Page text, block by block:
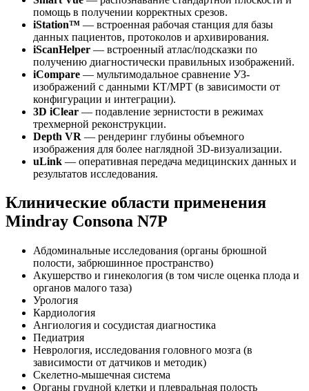
помощь в получении корректных срезов.
iStation™ — встроенная рабочая станция для базы
данных пациентов, протоколов и архивирования.
iScanHelper — встроенный атлас/подсказки по
получению диагностически правильных изображений.
iCompare — мультимодальное сравнение УЗ-
изображений с данными КТ/МРТ (в зависимости от
конфигурации и интеграции).
3D iClear — подавление зернистости в режимах
трехмерной реконструкции.
Depth VR — рендеринг глубины объемного
изображения для более наглядной 3D-визуализации.
uLink — оперативная передача медицинских данных и
результатов исследования.
Клинические области применения
Mindray Consona N7P
Абдоминальные исследования (органы брюшной
полости, забрюшинное пространство)
Акушерство и гинекология (в том числе оценка плода и
органов малого таза)
Урология
Кардиология
Ангиология и сосудистая диагностика
Педиатрия
Неврология, исследования головного мозга (в
зависимости от датчиков и методик)
Скелетно-мышечная система
Органы грудной клетки и плевральная полость